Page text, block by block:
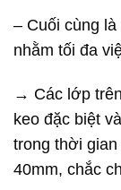
– Cuối cùng
nhằm tối đa
→ Các lớp
keo đặc biệt
trong thời
40mm, chắc